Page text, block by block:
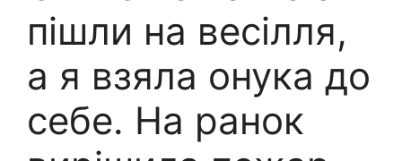
пішли на весілля,
а я взяла онука до
себе. На ранок